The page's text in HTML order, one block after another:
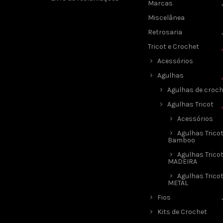
Marcas
Miscelânea
Retrosaria
Tricot e Crochet
Acessórios
Agulhas
Agulhas de
Agulhas Tricot
Acessórios
Agulhas Tricot
Bamboo
Agulhas Tricot
MADEIRA
Agulhas Tricot
METAL
Fios
Kits de Crochet